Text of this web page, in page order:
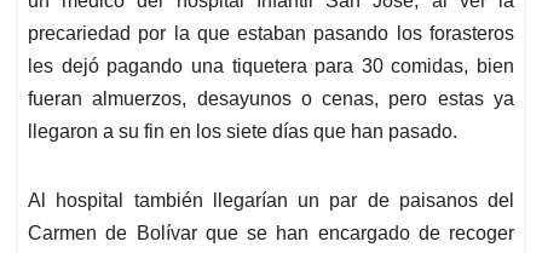
precariedad por la que estaban pasando los forasteros
les dejó pagando una tiquetera para 30 comidas, bien
fueran almuerzos, desayunos o cenas, pero estas ya
llegaron a su fin en los siete días que han pasado.
Al hospital también llegarían un par de paisanos del
Carmen de Bolívar que se han encargado de recoger